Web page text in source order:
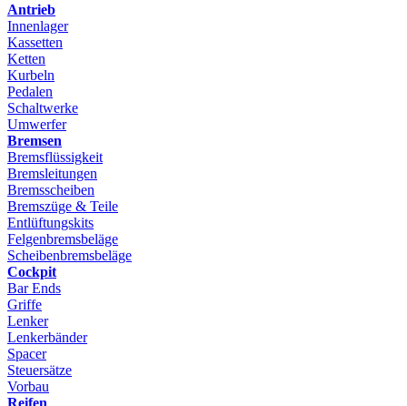
Antrieb
Innenlager
Kassetten
Ketten
Kurbeln
Pedalen
Schaltwerke
Umwerfer
Bremsen
Bremsflüssigkeit
Bremsleitungen
Bremsscheiben
Bremszüge & Teile
Entlüftungskits
Felgenbremsbeläge
Scheibenbremsbeläge
Cockpit
Bar Ends
Griffe
Lenker
Lenkerbänder
Spacer
Steuersätze
Vorbau
Reifen